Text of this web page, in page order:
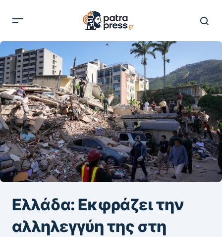
Ελλάδα: Εκφράζει την
αλληλεγγύη της στη